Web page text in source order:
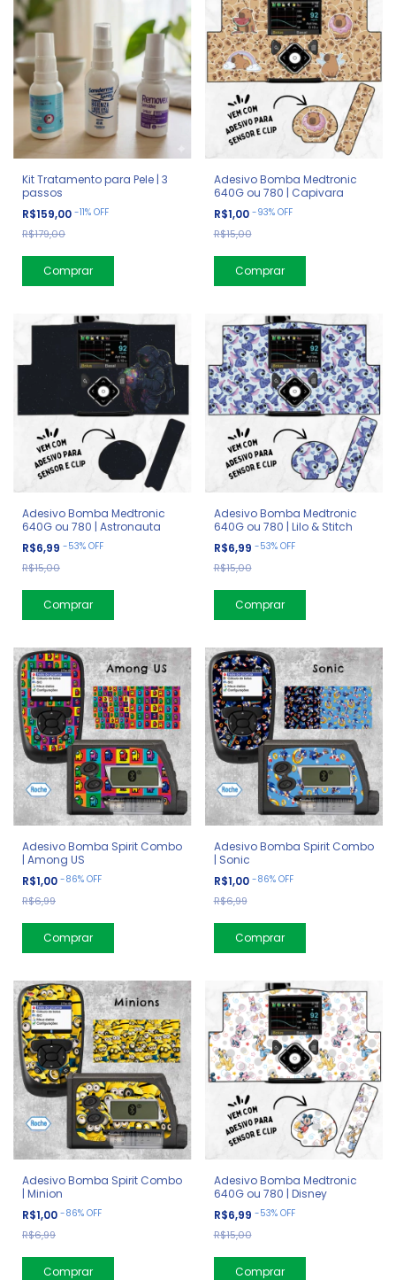
Kit Tratamento para Pele | 3
passos
R$159,00 -11% OFF
R$179,00
Adesivo Bomba Medtronic
640G ou 780 | Capivara
R$1,00 -93% OFF
R$15,00
Adesivo Bomba Medtronic
640G ou 780 | Astronauta
R$6,99 -53% OFF
R$15,00
Adesivo Bomba Medtronic
640G ou 780 | Lilo & Stitch
R$6,99 -53% OFF
R$15,00
Adesivo Bomba Spirit Combo
| Among US
R$1,00 -86% OFF
R$6,99
Adesivo Bomba Spirit Combo
| Sonic
R$1,00 -86% OFF
R$6,99
Adesivo Bomba Spirit Combo
| Minion
R$1,00 -86% OFF
R$6,99
Adesivo Bomba Medtronic
640G ou 780 | Disney
R$6,99 -53% OFF
R$15,00